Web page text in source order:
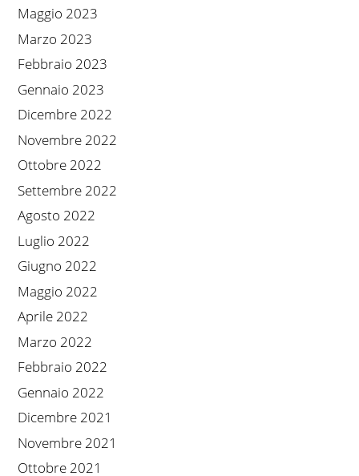
Maggio 2023
Marzo 2023
Febbraio 2023
Gennaio 2023
Dicembre 2022
Novembre 2022
Ottobre 2022
Settembre 2022
Agosto 2022
Luglio 2022
Giugno 2022
Maggio 2022
Aprile 2022
Marzo 2022
Febbraio 2022
Gennaio 2022
Dicembre 2021
Novembre 2021
Ottobre 2021